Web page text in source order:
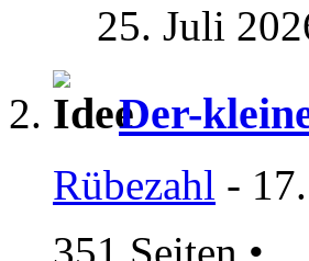
25. Juli
Der-
Rübezahl -